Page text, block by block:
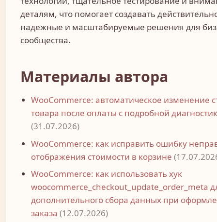
деталям, что помогает создавать
надежные и масштабируемые решения для
сообщества.
Материалы автора
WooCommerce: автоматическое изменение
товара после оплаты с подробной
(31.07.2026)
WooCommerce: как исправить ошибку
отображения стоимости в корзине
WooCommerce: как использовать хук
woocommerce_checkout_update_order_meta
дополнительного сбора данных при
заказа (12.07.2026)